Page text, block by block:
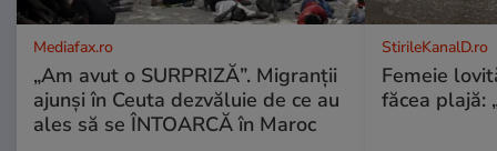
Mediafax.ro
„Am avut o SURPRIZĂ”. Migranții
ajunși în Ceuta dezvăluie de ce au
ales să se ÎNTOARCĂ în Maroc
StirileKanalD.ro
Femeie
făcea plajă: